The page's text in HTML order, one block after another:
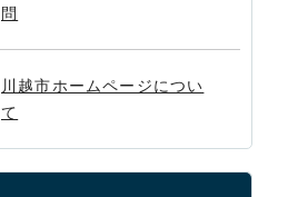
問
川越市ホームページについ
て